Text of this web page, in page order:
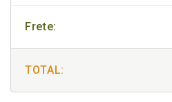
Frete:
TOTAL: